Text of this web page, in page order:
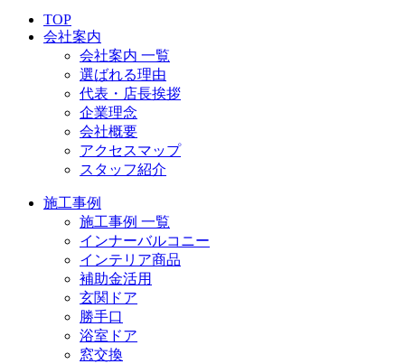
TOP
会社案内
会社案内 一覧
選ばれる理由
代表・店長挨拶
企業理念
会社概要
アクセスマップ
スタッフ紹介
施工事例
施工事例 一覧
インナーバルコニー
インテリア商品
補助金活用
玄関ドア
勝手口
浴室ドア
窓交換